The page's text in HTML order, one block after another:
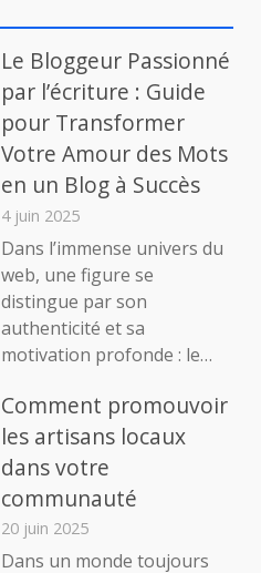
:
Le
Le Bloggeur Passionné
par l’écriture : Guide
pour Transformer
Votre Amour des Mots
en un Blog à Succès
4 juin 2025
Dans l’immense univers du
web, une figure se
distingue par son
authenticité et sa
motivation profonde : le…
Comment promouvoir
les artisans locaux
dans votre
communauté
20 juin 2025
Dans un monde toujours